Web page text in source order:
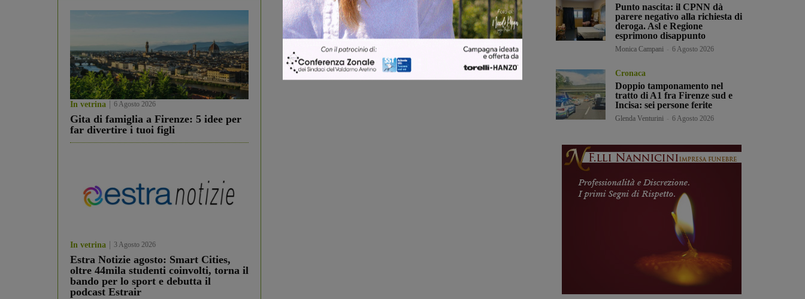
In vetrina 6 Agosto 2026
Gita di famiglia a Firenze: 5 idee per
far divertire i tuoi figli
In vetrina 3 Agosto 2026
Estra Notizie agosto: Smart Cities,
oltre 44mila studenti coinvolti, torna il
bando per lo sport e debutta il
podcast Estrair
Share
Punto nascita: il CPNN dà
parere negativo alla richiesta di
deroga. Asl e Regione
esprimono disappunto
Monica Campani 6 Agosto 2026
Cronaca
Doppio tamponamento nel
tratto di A1 fra Firenze sud e
Incisa: sei persone ferite
Glenda Venturini 6 Agosto 2026